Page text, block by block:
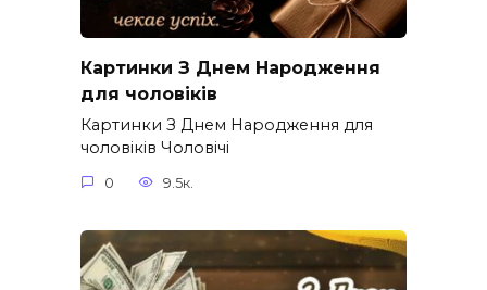
Картинки З Днем Народження
для чоловіків​
Картинки З Днем Народження для
чоловіків​ Чоловічі
0 9.5к.